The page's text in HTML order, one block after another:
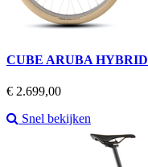
CUBE ARUBA HYBRID
Prijs
€ 2.699,00
Snel bekijken